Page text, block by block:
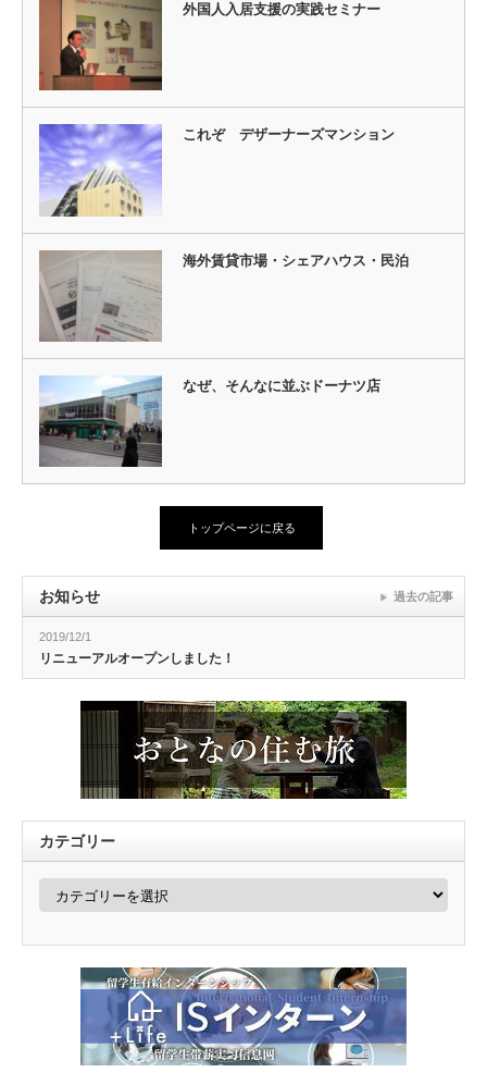
外国人入居支援の実践セミナー
これぞ デザーナーズマンション
海外賃貸市場・シェアハウス・民泊
なぜ、そんなに並ぶドーナツ店
トップページに戻る
お知らせ
2019/12/1
リニューアルオープンしました！
過去の記事
カテゴリー
カ
ー